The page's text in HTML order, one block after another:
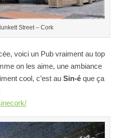
Street – Cork
voici un Pub vraiment au top
on les aime, une ambiance
cool, c’est au Sin-é que ça